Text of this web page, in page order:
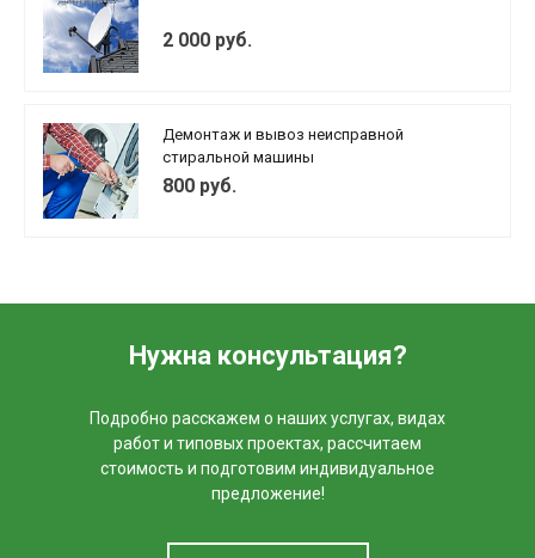
2 000 руб.
Демонтаж и вывоз неисправной
стиральной машины
800 руб.
Нужна консультация?
Подробно расскажем о наших услугах, видах
работ и типовых проектах, рассчитаем
стоимость и подготовим индивидуальное
предложение!